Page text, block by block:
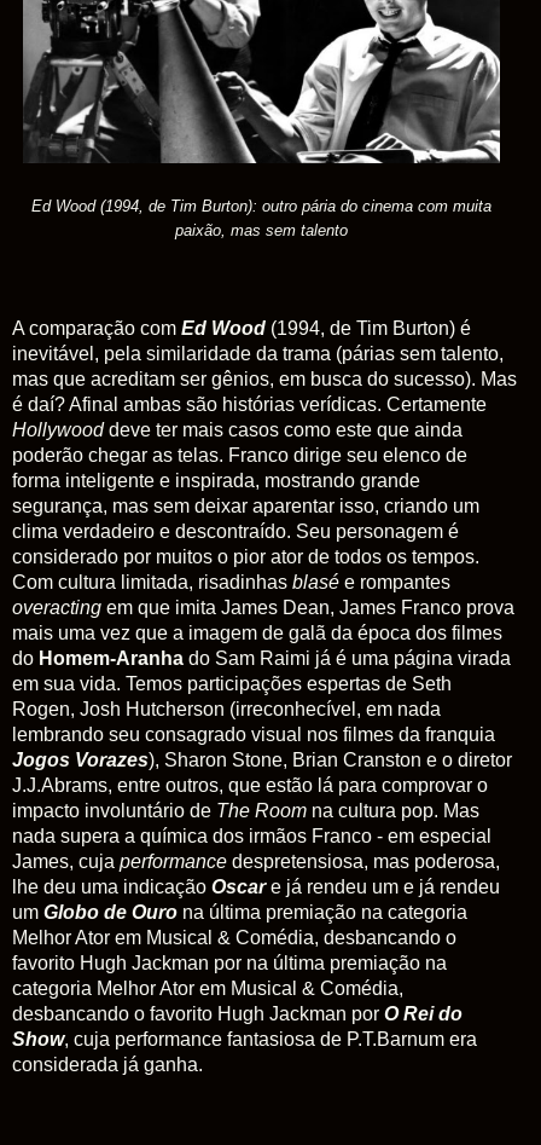
Ed Wood (1994, de Tim Burton): outro pária do cinema com muita
paixão, mas sem talento
A comparação com Ed Wood (1994, de Tim Burton) é
inevitável, pela similaridade da trama (párias sem talento,
mas que acreditam ser gênios, em busca do sucesso). Mas
é daí? Afinal ambas são histórias verídicas. Certamente
Hollywooddeve ter mais casos como este que ainda
poderão chegar as telas. Franco dirige seu elenco de
forma inteligente e inspirada, mostrando grande
segurança, mas sem deixar aparentar isso, criando um
clima verdadeiro e descontraído. Seu personagem é
considerado por muitos o pior ator de todos os tempos.
Com cultura limitada, risadinhas blasé e rompantes
overacting em que imita James Dean, James Franco prova
mais uma vez que a imagem de galã da época dos filmes
do Homem-Aranha do Sam Raimi já é uma página virada
em sua vida. Temos participações espertas de Seth
Rogen, Josh Hutcherson (irreconhecível, em nada
lembrando seu consagrado visual nos filmes da franquia
Jogos Vorazes), Sharon Stone, Brian Cranston e o diretor
J.J.Abrams, entre outros, que estão lá para comprovar o
impacto involuntário de The Room na cultura pop. Mas
nada supera a química dos irmãos Franco - em especial
James, cuja performance despretensiosa, mas poderosa,
lhe deu uma indicação Oscar e já rendeu um e já rendeu
um Globo de Ouro na última premiação na categoria
Melhor Ator em Musical & Comédia, desbancando o
favorito Hugh Jackman por na última premiação na
categoria Melhor Ator em Musical & Comédia,
desbancando o favorito Hugh Jackman por O Rei do
Show, cuja performance fantasiosa de P.T.Barnum era
considerada já ganha.